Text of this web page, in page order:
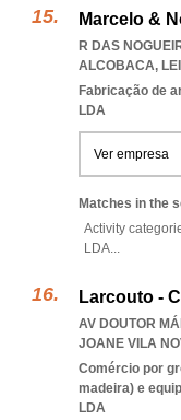
Marcelo &
R DAS
ALCOBACA,
Fabricação de
LDA
Ver empresa
Matches in the
Activity
LDA...
Larcouto -
AV DOUTOR
JOANE VILA
Comércio por
madeira) e
LDA